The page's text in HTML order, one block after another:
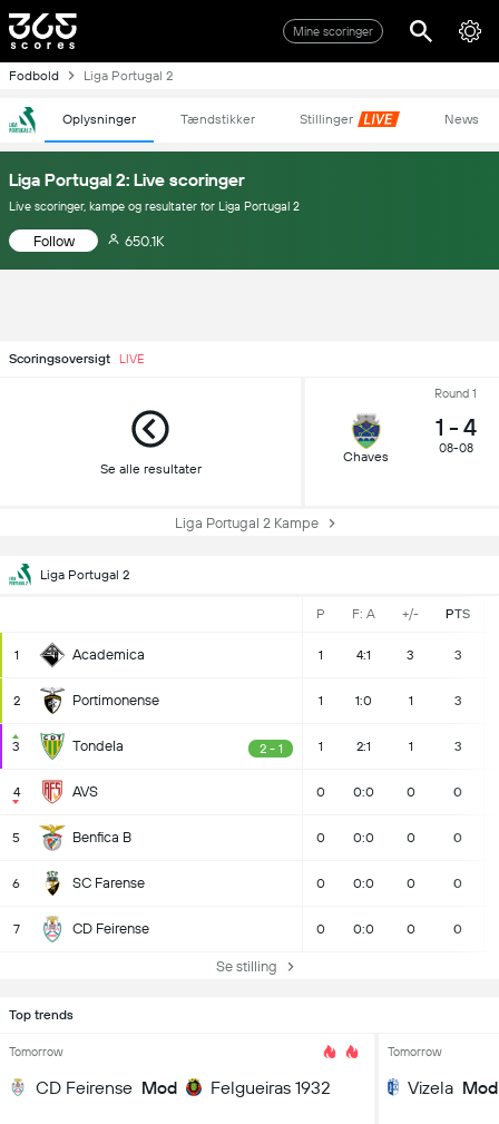
Mine scoringer
Fodbold Liga Portugal 2
Oplysninger Tændstikker Stillinger News
Liga Portugal 2: Live scoringer
Live scoringer, kampe og resultater for Liga Portugal 2
Follow 650.1K
Scoringsoversigt LIVE
Se alle resultater
Round 1
Chaves
1 - 4
08-08
Liga Portugal 2 Kampe
Liga Portugal 2
P F: A +/- PTS
1 Academica 1 4:1 3 3
2 Portimonense 1 1:0 1 3
3 Tondela 2 - 1 1 2:1 1 3
4 AVS 0 0:0 0 0
5 Benfica B 0 0:0 0 0
6 SC Farense 0 0:0 0 0
7 CD Feirense 0 0:0 0 0
Se stilling
Top trends
Tomorrow
CD Feirense Mod Felgueiras 1932
Tomorrow
Vizela Mod